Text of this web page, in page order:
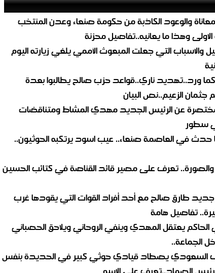
والوعود الكاذبة من حكومة صنعاء وعدن المنتخب
وهذا ما يعانيه..تفاصيل محزنة
والاسباب التي جعلت المبعوث الأممي يلغي زيارته اليوم
ورد..تهديد ناري..قواعد حزب صالح يطالبوا بعدة
الزعيم..نص البيان
عن الرئيس الجديد مهدي المشاط ومتناقضات
سطور
حدث في العاصمة صنعاء.. عيب اسود يرتكبه الحوثيون..
والصورة.. تعرف على مصير قائد القناصة في كتائب الحسين
طارق صالح مع أحد أفراد القوات التي يقودها غرب
تفاصيل هامة
الحاكم يعتقل المهدي وينفي الروحاني ويلاحق الحصباني
الجماعة..
السعودي يصطاد قيادي حوثي كبير في الحديدة بنفس